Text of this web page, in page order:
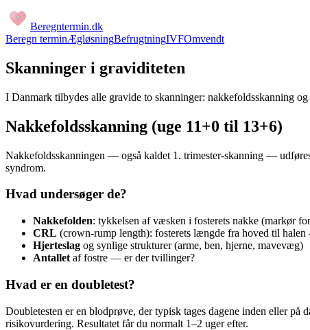
Beregntermin.dk
Beregn terminÆgløsningBefrugtningIVFOmvendt
Skanninger i graviditeten
I Danmark tilbydes alle gravide to skanninger: nakkefoldsskanning
Nakkefoldsskanning (uge 11+0 til 13+6)
Nakkefoldsskanningen — også kaldet 1. trimester-skanning —
syndrom.
Hvad undersøger de?
Nakkefolden: tykkelsen af væsken i fosterets nakke (markør
CRL (crown-rump length): fosterets længde fra hoved til
Hjerteslag og synlige strukturer (arme, ben, hjerne, mavevæg)
Antallet af fostre — er der tvillinger?
Hvad er en doubletest?
Doubletesten er en blodprøve, der typisk tages dagene inden eller
risikovurdering. Resultatet får du normalt 1–2 uger efter.